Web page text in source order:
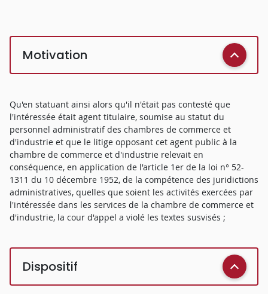
Motivation
Qu'en statuant ainsi alors qu'il n'était pas contesté que
l'intéressée était agent titulaire, soumise au statut du
personnel administratif des chambres de commerce et
d'industrie et que le litige opposant cet agent public à la
chambre de commerce et d'industrie relevait en
conséquence, en application de l'article 1er de la loi n° 52-
1311 du 10 décembre 1952, de la compétence des juridictions
administratives, quelles que soient les activités exercées par
l'intéressée dans les services de la chambre de commerce et
d'industrie, la cour d'appel a violé les textes susvisés ;
Dispositif